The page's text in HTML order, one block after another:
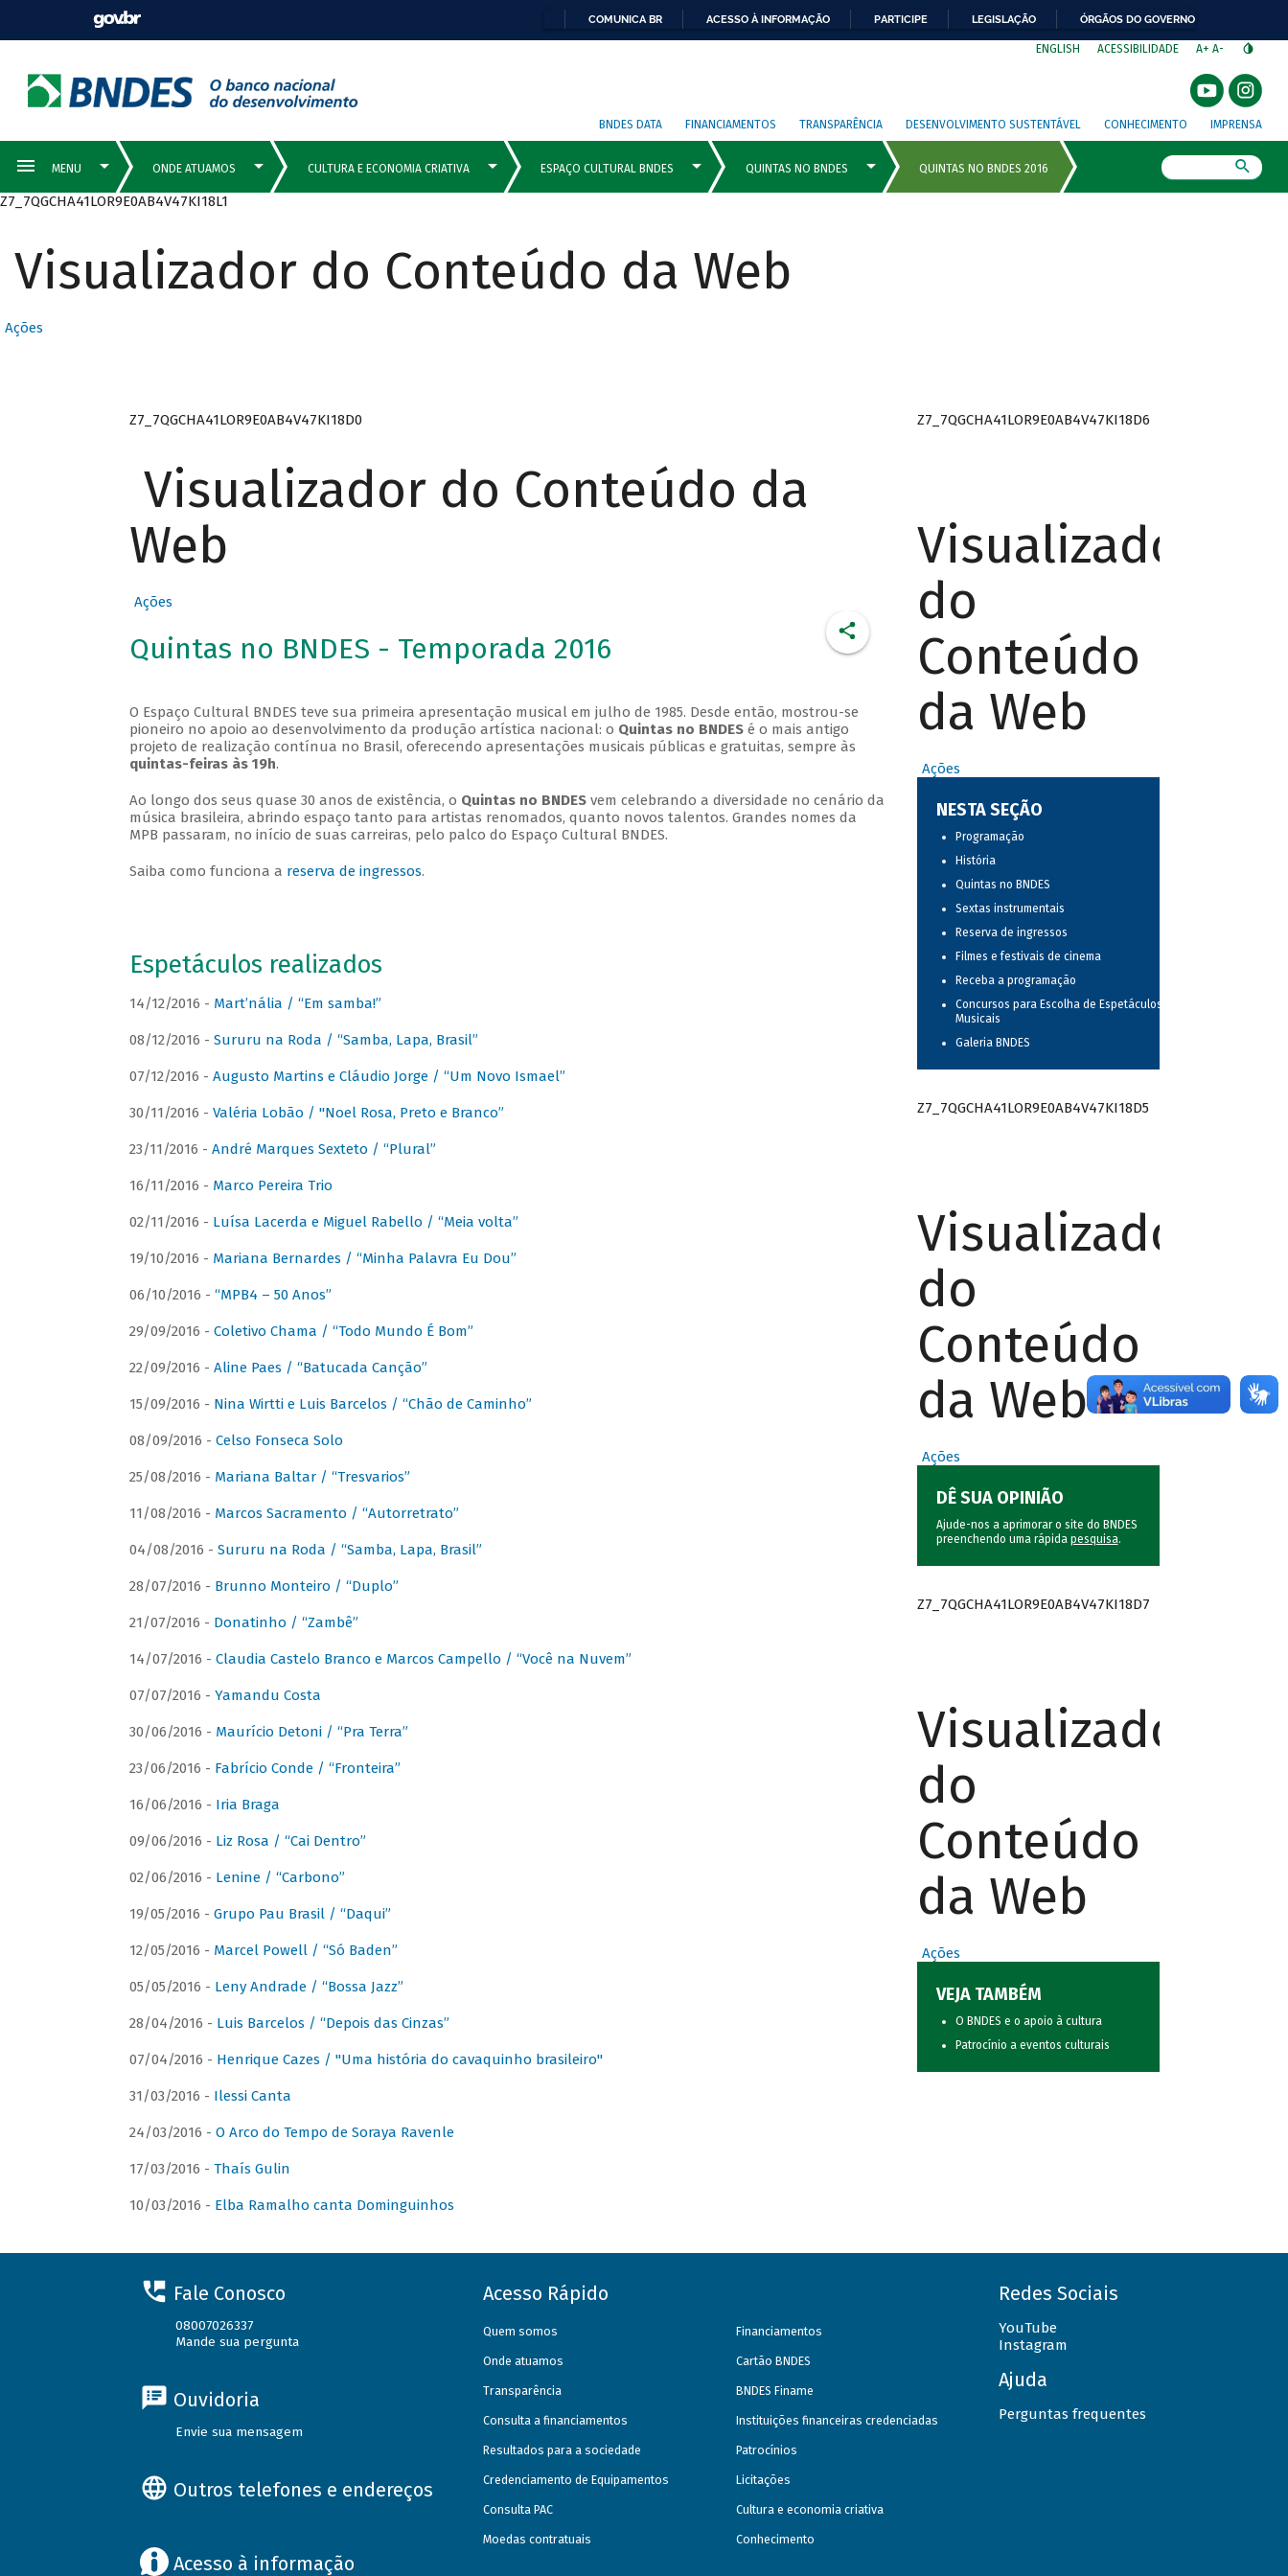
COMUNICA BR ACESSO À INFORMAÇÃO PARTICIPE LEGISLAÇÃO ÓRGÃOS DO GOVERNO
ENGLISH ACESSIBILIDADE A+ A-
BNDES DATA FINANCIAMENTOS TRANSPARÊNCIA DESENVOLVIMENTO SUSTENTÁVEL CONHECIMENTO IMPRENSA
Z7_7QGCHA41LOR9E0AB4V47KI18L1
Visualizador do Conteúdo da Web
Ações
Z7_7QGCHA41LOR9E0AB4V47KI18D0
Visualizador do Conteúdo da
Web
Ações
Quintas no BNDES - Temporada 2016
O Espaço Cultural BNDES teve sua primeira apresentação musical em julho de 1985. Desde então, mostrou-se
pioneiro no apoio ao desenvolvimento da produção artística nacional: o Quintas no BNDESé o mais antigo
projeto de realização contínua no Brasil, oferecendo apresentações musicais públicas e gratuitas, sempre às
quintas-feiras às 19h.
Ao longo dos seus quase 30 anos de existência, o Quintas no BNDESvem celebrando a diversidade no cenário da
música brasileira, abrindo espaço tanto para artistas renomados, quanto novos talentos. Grandes nomes da
MPB passaram, no início de suas carreiras, pelo palco do Espaço Cultural BNDES.
Saiba como funciona a reserva de ingressos.
Espetáculos realizados
14/12/2016 - Mart’nália / “Em samba!”
08/12/2016 - Sururu na Roda / “Samba, Lapa, Brasil”
07/12/2016 - Augusto Martins e Cláudio Jorge / “Um Novo Ismael”
30/11/2016 - Valéria Lobão / "Noel Rosa, Preto e Branco”
23/11/2016 - André Marques Sexteto / “Plural”
16/11/2016 - Marco Pereira Trio
02/11/2016 - Luísa Lacerda e Miguel Rabello / “Meia volta”
19/10/2016 - Mariana Bernardes / “Minha Palavra Eu Dou”
06/10/2016 - “MPB4 – 50 Anos”
29/09/2016 - Coletivo Chama / “Todo Mundo É Bom”
22/09/2016 - Aline Paes / “Batucada Canção”
15/09/2016 - Nina Wirtti e Luis Barcelos / “Chão de Caminho”
08/09/2016 - Celso Fonseca Solo
25/08/2016 - Mariana Baltar / “Tresvarios”
11/08/2016 - Marcos Sacramento / “Autorretrato”
04/08/2016 - Sururu na Roda / “Samba, Lapa, Brasil”
28/07/2016 - Brunno Monteiro / “Duplo”
21/07/2016 - Donatinho / “Zambê”
14/07/2016 - Claudia Castelo Branco e Marcos Campello / “Você na Nuvem”
07/07/2016 - Yamandu Costa
30/06/2016 - Maurício Detoni / “Pra Terra”
23/06/2016 - Fabrício Conde / “Fronteira”
16/06/2016 - Iria Braga
09/06/2016 - Liz Rosa / “Cai Dentro”
02/06/2016 - Lenine / “Carbono”
19/05/2016 - Grupo Pau Brasil / “Daqui”
12/05/2016 - Marcel Powell / “Só Baden”
05/05/2016 - Leny Andrade / “Bossa Jazz”
28/04/2016 - Luis Barcelos / “Depois das Cinzas”
07/04/2016 - Henrique Cazes / "Uma história do cavaquinho brasileiro"
31/03/2016 - Ilessi Canta
24/03/2016 - O Arco do Tempo de Soraya Ravenle
17/03/2016 - Thaís Gulin
10/03/2016 - Elba Ramalho canta Dominguinhos
Z7_7QGCHA41LOR9E0AB4V47KI18D6
Visualizador
do
Conteúdo
da Web
Ações
NESTA SEÇÃO
Programação
História
Quintas no BNDES
Sextas instrumentais
Reserva de ingressos
Filmes e festivais de cinema
Receba a programação
Concursos para Escolha de Espetáculos
Musicais
Galeria BNDES
Z7_7QGCHA41LOR9E0AB4V47KI18D5
Visualizador
do
Conteúdo
da Web
Ações
DÊ SUA OPINIÃO
Ajude-nos a aprimorar o site do BNDES
preenchendo uma rápida pesquisa.
Z7_7QGCHA41LOR9E0AB4V47KI18D7
Visualizador
do
Conteúdo
da Web
Ações
VEJA TAMBÉM
O BNDES e o apoio à cultura
Patrocínio a eventos culturais
Fale Conosco
08007026337
Mande sua pergunta
Ouvidoria
Envie sua mensagem
Outros telefones e endereços
Acesso à informação
Acesso Rápido
Quem somos
Onde atuamos
Transparência
Consulta a financiamentos
Resultados para a sociedade
Credenciamento de Equipamentos
Consulta PAC
Moedas contratuais
Financiamentos
Cartão BNDES
BNDES Finame
Instituições financeiras credenciadas
Patrocínios
Licitações
Cultura e economia criativa
Conhecimento
Redes Sociais
YouTube
Instagram
Ajuda
Perguntas frequentes